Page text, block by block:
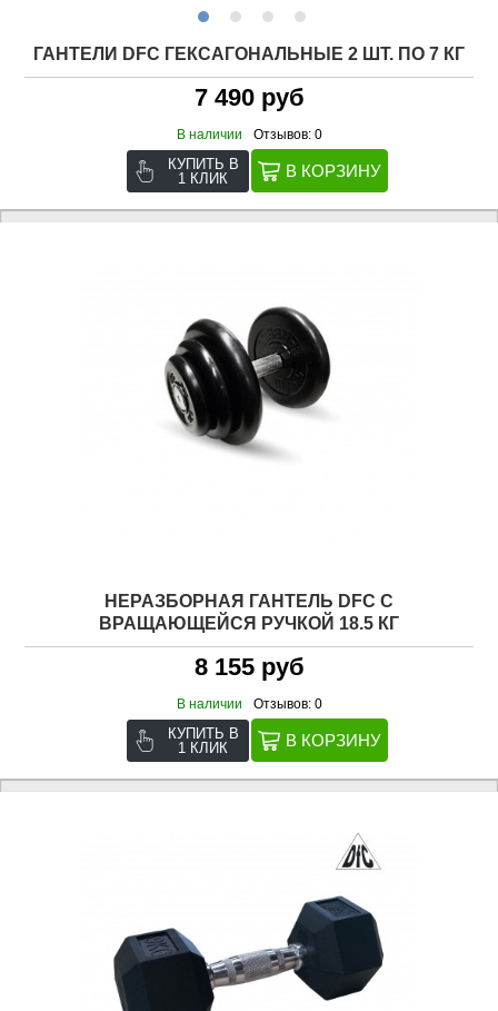
ГАНТЕЛИ DFC ГЕКСАГОНАЛЬНЫЕ 2 ШТ. ПО 7 КГ
7 490 руб
В наличии Отзывов: 0
КУПИТЬ В
1 КЛИК
НЕРАЗБОРНАЯ ГАНТЕЛЬ DFC C
ВРАЩАЮЩЕЙСЯ РУЧКОЙ 18.5 КГ
8 155 руб
В наличии Отзывов: 0
КУПИТЬ В
1 КЛИК